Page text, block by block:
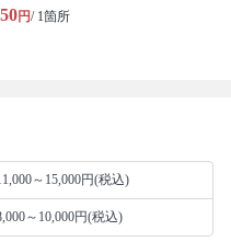
円/ 1箇所
～15,000円(税込)
～10,000円(税込)